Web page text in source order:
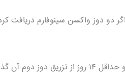
اگر دو دوز واکسن سینوفارم دریافت
و حداقل ۱۴ روز از تزریق دوز دوم آن گذشته باشد